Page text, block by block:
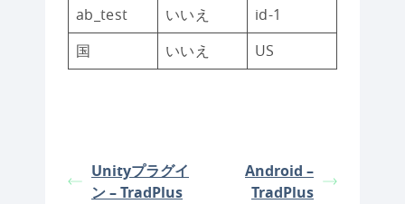
ab_test
いいえ
id-1
国
いいえ US
Unityプラグイ
ン – TradPlus
Android –
TradPlus